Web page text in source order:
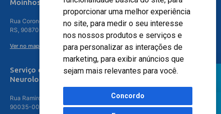
proporcionar uma melhor experiência
no site, para medir o seu interesse
nos nossos produtos e serviços e
para personalizar as interações de
marketing, para exibir anúncios que
sejam mais relevantes para você.
Concordo
Moinhos de Vento - Teresópolis
Rua Coronel Aparício Borges, 250 - 3º andar - Teresópolis, Porto Alegre -
RS, 90870-016
Ver no mapa
Serviço de
Neurologia
Rua Ramiro Barcelos, 630 – 5º andar – Floresta, Porto Alegre – RS,
90035-001